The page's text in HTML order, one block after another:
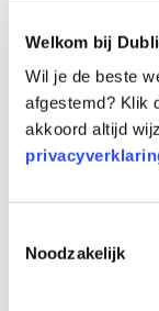
Welkom bij
Wil je de beste
afgestemd? Klik
akkoord altijd
Noodzakelijk
Je eigen
doe je al
snel via de